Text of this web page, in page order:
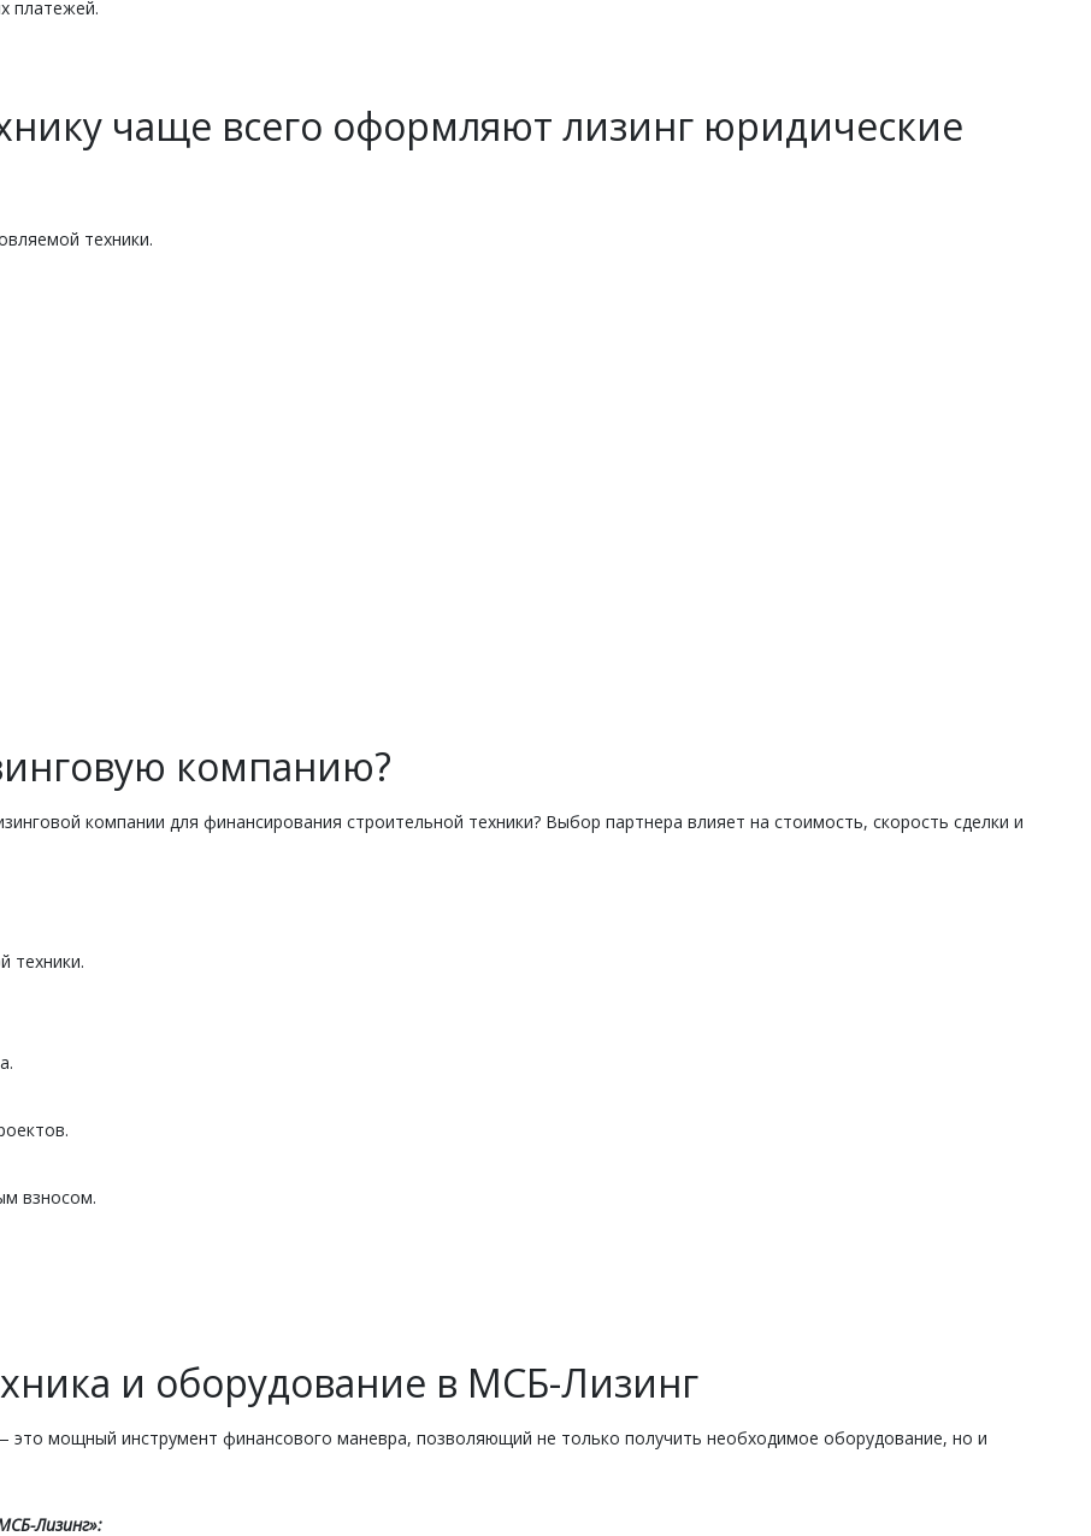
платежей.
чаще всего оформляют лизинг юридические
техники.
компанию?
компании для финансирования строительной техники? Выбор партнера влияет на стоимость, скорость сделки и
техники.
взносом.
и оборудование в МСБ-Лизинг
это мощный инструмент финансового маневра, позволяющий не только получить необходимое оборудование, но и
Лизинг»: